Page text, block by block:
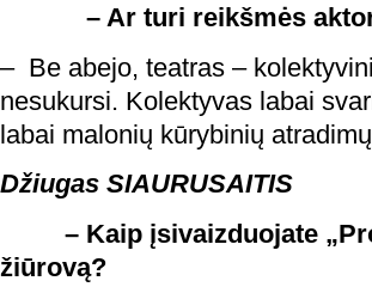
– Ar turi reikšmės
– Be abejo, teatras –
nesukursi. Kolektyvas labai
labai malonių kūrybinių
Džiugas SIAURUSAITIS
– Kaip įsivaizduojate
žiūrovą?